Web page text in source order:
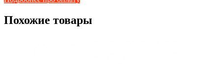
Похожие товары